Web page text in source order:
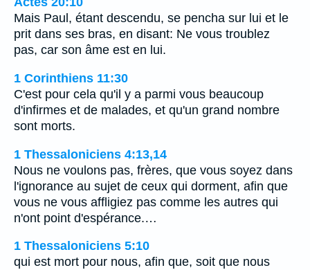
Mais Paul, étant descendu, se pencha sur lui et le
prit dans ses bras, en disant: Ne vous troublez
pas, car son âme est en lui.
1 Corinthiens 11:30
C'est pour cela qu'il y a parmi vous beaucoup
d'infirmes et de malades, et qu'un grand nombre
sont morts.
1 Thessaloniciens 4:13,14
Nous ne voulons pas, frères, que vous soyez dans
l'ignorance au sujet de ceux qui dorment, afin que
vous ne vous affligiez pas comme les autres qui
n'ont point d'espérance.…
1 Thessaloniciens 5:10
qui est mort pour nous, afin que, soit que nous